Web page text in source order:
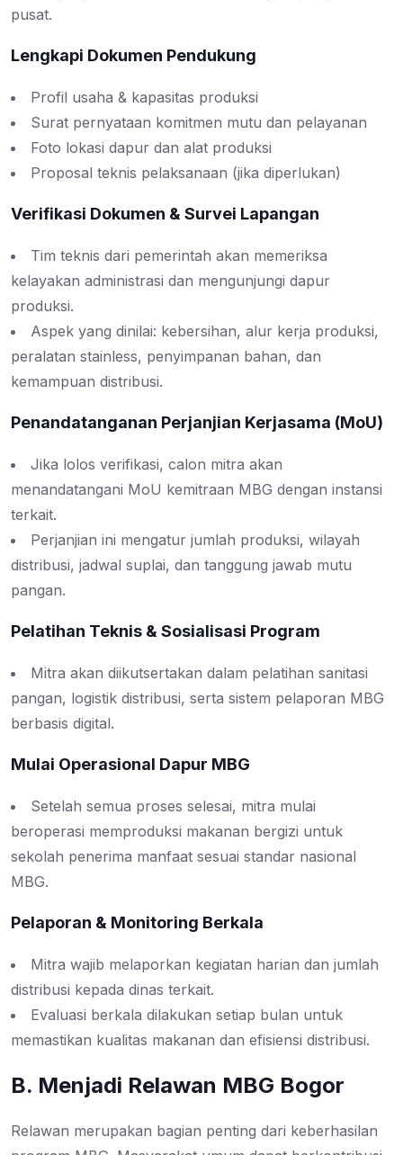
pusat.
Lengkapi Dokumen Pendukung
Profil usaha & kapasitas produksi
Surat pernyataan komitmen mutu dan pelayanan
Foto lokasi dapur dan alat produksi
Proposal teknis pelaksanaan (jika diperlukan)
Verifikasi Dokumen & Survei Lapangan
Tim teknis dari pemerintah akan memeriksa
kelayakan administrasi dan mengunjungi dapur
produksi.
Aspek yang dinilai: kebersihan, alur kerja produksi,
peralatan stainless, penyimpanan bahan, dan
kemampuan distribusi.
Penandatanganan Perjanjian Kerjasama (MoU)
Jika lolos verifikasi, calon mitra akan
menandatangani MoU kemitraan MBG dengan instansi
terkait.
Perjanjian ini mengatur jumlah produksi, wilayah
distribusi, jadwal suplai, dan tanggung jawab mutu
pangan.
Pelatihan Teknis & Sosialisasi Program
Mitra akan diikutsertakan dalam pelatihan sanitasi
pangan, logistik distribusi, serta sistem pelaporan MBG
berbasis digital.
Mulai Operasional Dapur MBG
Setelah semua proses selesai, mitra mulai
beroperasi memproduksi makanan bergizi untuk
sekolah penerima manfaat sesuai standar nasional
MBG.
Pelaporan & Monitoring Berkala
Mitra wajib melaporkan kegiatan harian dan jumlah
distribusi kepada dinas terkait.
Evaluasi berkala dilakukan setiap bulan untuk
memastikan kualitas makanan dan efisiensi distribusi.
B. Menjadi Relawan MBG Bogor
Relawan merupakan bagian penting dari keberhasilan